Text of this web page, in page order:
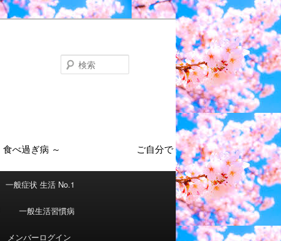
一般症状 生活 No.1
一般生活習慣病
メンバーログイン